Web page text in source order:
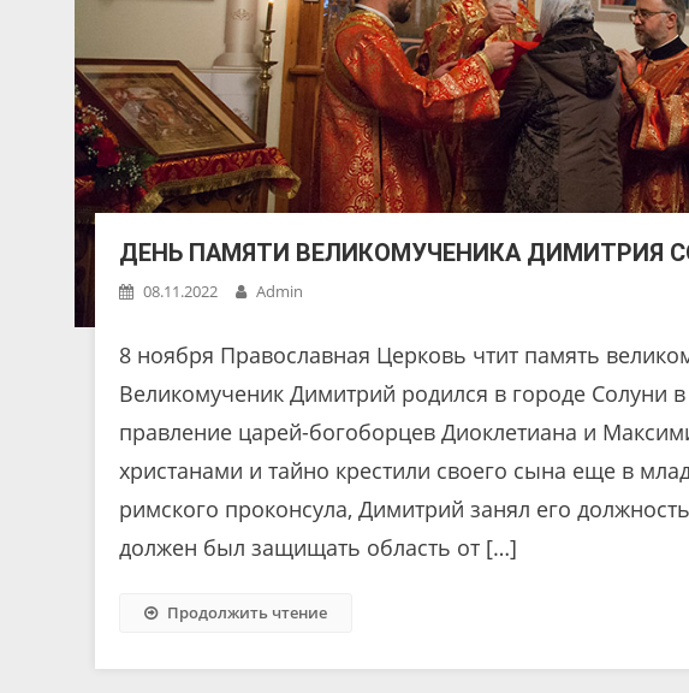
ДЕНЬ ПАМЯТИ ВЕЛИКОМУЧЕНИКА ДИМИТРИЯ
08.11.2022 Admin
8 ноября Православная Церковь чтит память
Великомученик Димитрий родился в городе Солуни
правление царей-богоборцев Диоклетиана и
христанами и тайно крестили своего сына еще в
римского проконсула, Димитрий занял его
должен был защищать область от […]
Продолжить чтение